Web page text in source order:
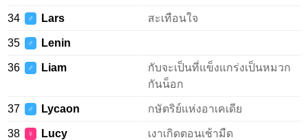
34 ♂ Lars สะเทือนใจ
35 ♂ Lenin
36 ♂ Liam
กับจะเป็นที่แข็งแกร่งเป็นหมวก
กันน็อก
37 ♂ Lycaon กษัตริย์แห่งอาเคเดีย
38 ♀ Lucy เงาเกิดตอนเช้ามืด